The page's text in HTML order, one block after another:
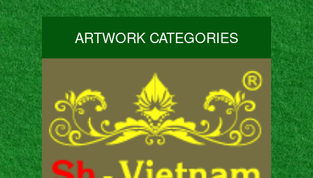
ARTWORK CATEGORIES